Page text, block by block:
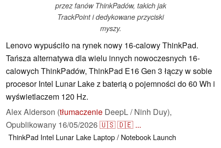
przez fanów ThinkPadów, takich jak
TrackPoint i dedykowane przyciski
myszy.
Lenovo wypuściło na rynek nowy 16-calowy ThinkPad.
Tańsza alternatywa dla wielu innych nowoczesnych 16-
calowych ThinkPadów, ThinkPad E16 Gen 3 łączy w sobie
procesor Intel Lunar Lake z baterią o pojemności do 60 Wh i
wyświetlaczem 120 Hz.
Alex Alderson (tłumaczenie DeepL / Ninh Duy),
Opublikowany 16/05/2026🇺🇸🇩🇪 ...
ThinkPad Intel Lunar Lake Laptop / Notebook Launch